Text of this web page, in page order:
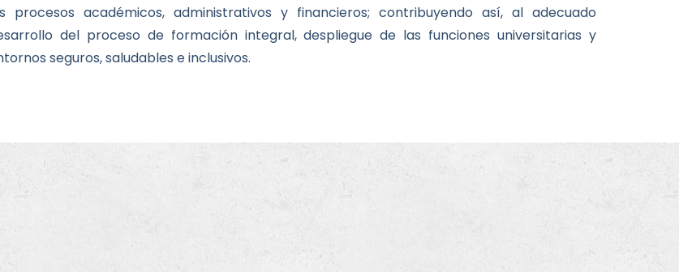
procesos académicos, administrativos y financieros; contribuyendo así, al adecuado
del proceso de formación integral, despliegue de las funciones universitarias y
seguros, saludables e inclusivos.